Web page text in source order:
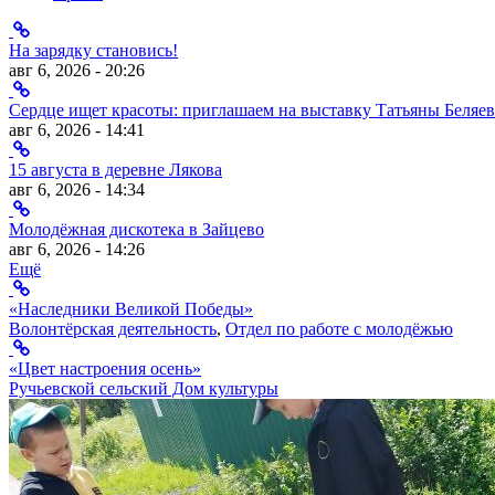
На зарядку становись!
авг 6, 2026 - 20:26
Сердце ищет красоты: приглашаем на выставку Татьяны
авг 6, 2026 - 14:41
15 августа в деревне Лякова
авг 6, 2026 - 14:34
Молодёжная дискотека в Зайцево
авг 6, 2026 - 14:26
Ещё
«Наследники Великой Победы»
Волонтёрская деятельность, Отдел по работе с молодёжью
«Цвет настроения осень»
Ручьевской сельский Дом культуры